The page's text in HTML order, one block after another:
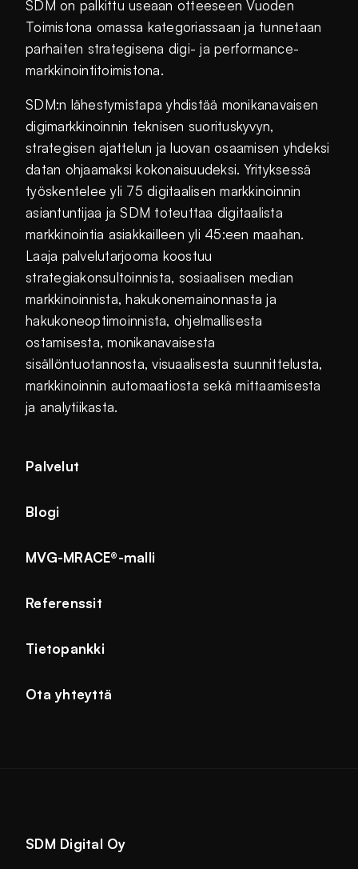
SDM on palkittu useaan otteeseen Vuoden
Toimistona omassa kategoriassaan ja tunnetaan
parhaiten strategisena digi- ja performance-
markkinointitoimistona.
SDM:n lähestymistapa yhdistää monikanavaisen
digimarkkinoinnin teknisen suorituskyvyn,
strategisen ajattelun ja luovan osaamisen yhdeksi
datan ohjaamaksi kokonaisuudeksi. Yrityksessä
työskentelee yli 75 digitaalisen markkinoinnin
asiantuntijaa ja SDM toteuttaa digitaalista
markkinointia asiakkailleen yli 45:een maahan.
Laaja palvelutarjooma koostuu
strategiakonsultoinnista, sosiaalisen median
markkinoinnista, hakukonemainonnasta ja
hakukoneoptimoinnista, ohjelmallisesta
ostamisesta, monikanavaisesta
sisällöntuotannosta, visuaalisesta suunnittelusta,
markkinoinnin automaatiosta sekä mittaamisesta
ja analytiikasta.
Palvelut
Blogi
MVG-MRACE®-malli
Referenssit
Tietopankki
Ota yhteyttä
SDM Digital Oy